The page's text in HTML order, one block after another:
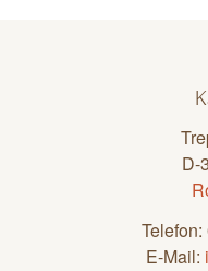
D-
E-Mail: